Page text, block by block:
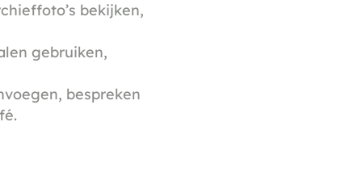
bekijken,
gebruiken,
bespreken